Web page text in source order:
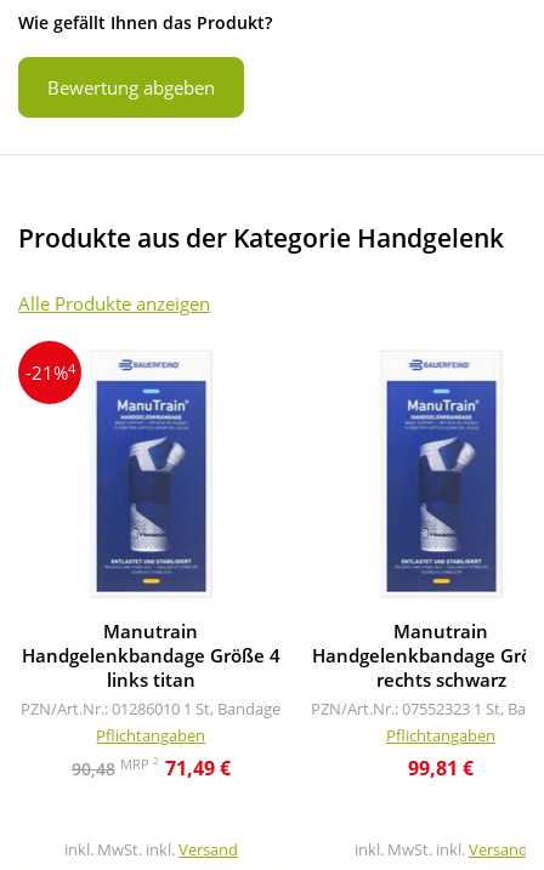
Wie gefällt Ihnen das Produkt?
Bewertung abgeben
Produkte aus der Kategorie Handgelenk
Alle Produkte anzeigen
-21%4
Manutrain
Handgelenkbandage Größe 4
links titan
PZN/Art.Nr.: 01286010 1 St, Bandage
Pflichtangaben
90,48 MRP 2 71,49 €
inkl. MwSt. inkl.Versand
Manutrain
Handgelenkbandage
rechts schwarz
PZN/Art.Nr.: 07552323 1 St,
Pflichtangaben
99,81 €
inkl. MwSt. inkl.Versand